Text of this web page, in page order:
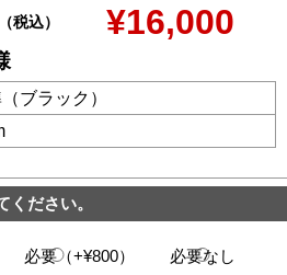
税込） ¥16,000
ブラック）
ください。
必要（+¥800） 必要なし